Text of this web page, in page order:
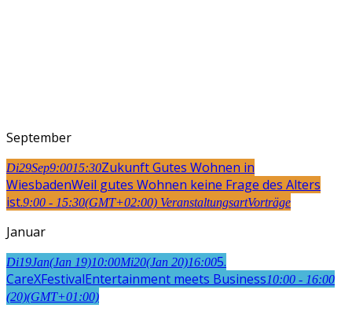
September
Di29Sep9:0015:30Zukunft Gutes Wohnen in
WiesbadenWeil gutes Wohnen keine Frage des Alters
ist.9:00 - 15:30(GMT+02:00) VeranstaltungsartVorträge
Januar
Di19Jan(Jan 19)10:00Mi20(Jan 20)16:005.
CareXFestivalEntertainment meets Business10:00 - 16:00
(20)(GMT+01:00)